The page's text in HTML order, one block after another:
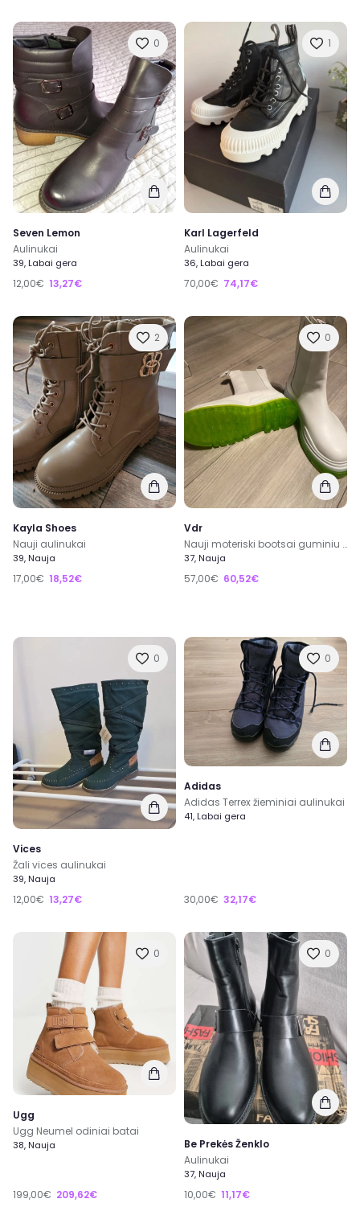
0
Seven Lemon
Aulinukai
39, Labai gera
12,00€ 13,27€
1
Karl Lagerfeld
Aulinukai
36, Labai gera
70,00€ 74,17€
2
Kayla Shoes
Nauji aulinukai
39, Nauja
17,00€ 18,52€
0
Vdr
Nauji moteriski bootsai guminiu padu
37, Nauja
57,00€ 60,52€
0
Vices
Žali vices aulinukai
39, Nauja
12,00€ 13,27€
0
Adidas
Adidas Terrex žieminiai aulinukai
41, Labai gera
30,00€ 32,17€
0
Ugg
Ugg Neumel odiniai batai
38, Nauja
199,00€ 209,62€
0
Be Prekės Ženklo
Aulinukai
37, Nauja
10,00€ 11,17€